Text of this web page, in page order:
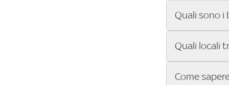
Quali sono i
Se cerchi un
ENILIVE, la
Sky Bar ti
Quali locali
Vuoi sapere
Come